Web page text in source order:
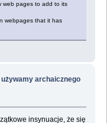
web pages to add to its
webpages that it has
archaicznego
insynuacje, że się